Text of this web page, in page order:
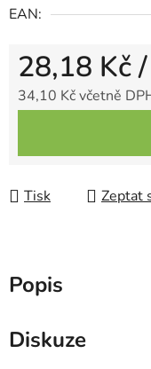
EAN:
28,18 Kč
34,10 Kč včetně
Tisk Zeptat
Popis
Diskuze